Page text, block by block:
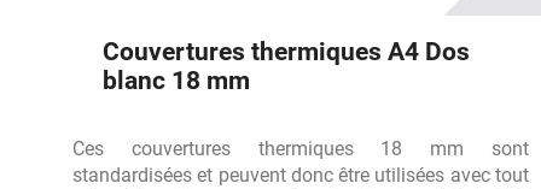
Couvertures thermiques A4 Dos
blanc 18 mm
Ces couvertures thermiques 18 mm sont
standardisées et peuvent donc être utilisées avec tout